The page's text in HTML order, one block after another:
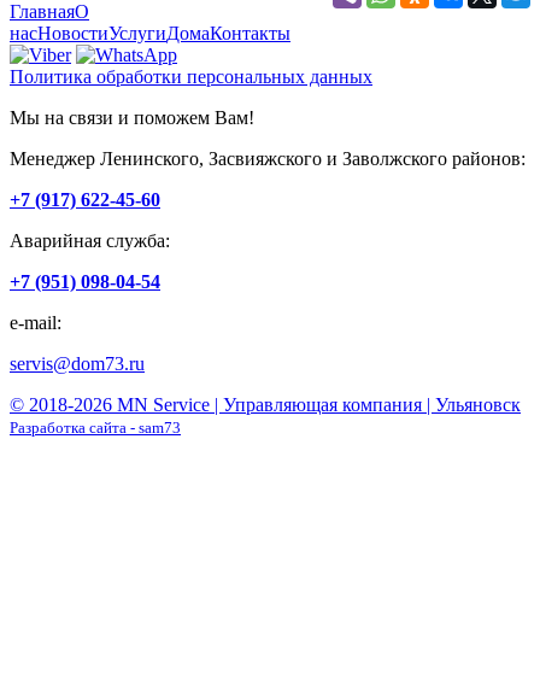
ГлавнаяО
насНовостиУслугиДомаКонтакты
Политика обработки персональных данных
Мы на связи и поможем Вам!
Менеджер Ленинского, Засвияжского и Заволжского районов:
+7 (917) 622-45-60
Аварийная служба:
+7 (951) 098-04-54
e-mail:
servis@dom73.ru
© 2018-2026 MN Service | Управляющая компания | Ульяновск
Разработка сайта - sam73